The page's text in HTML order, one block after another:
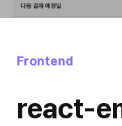
Frontend
react-